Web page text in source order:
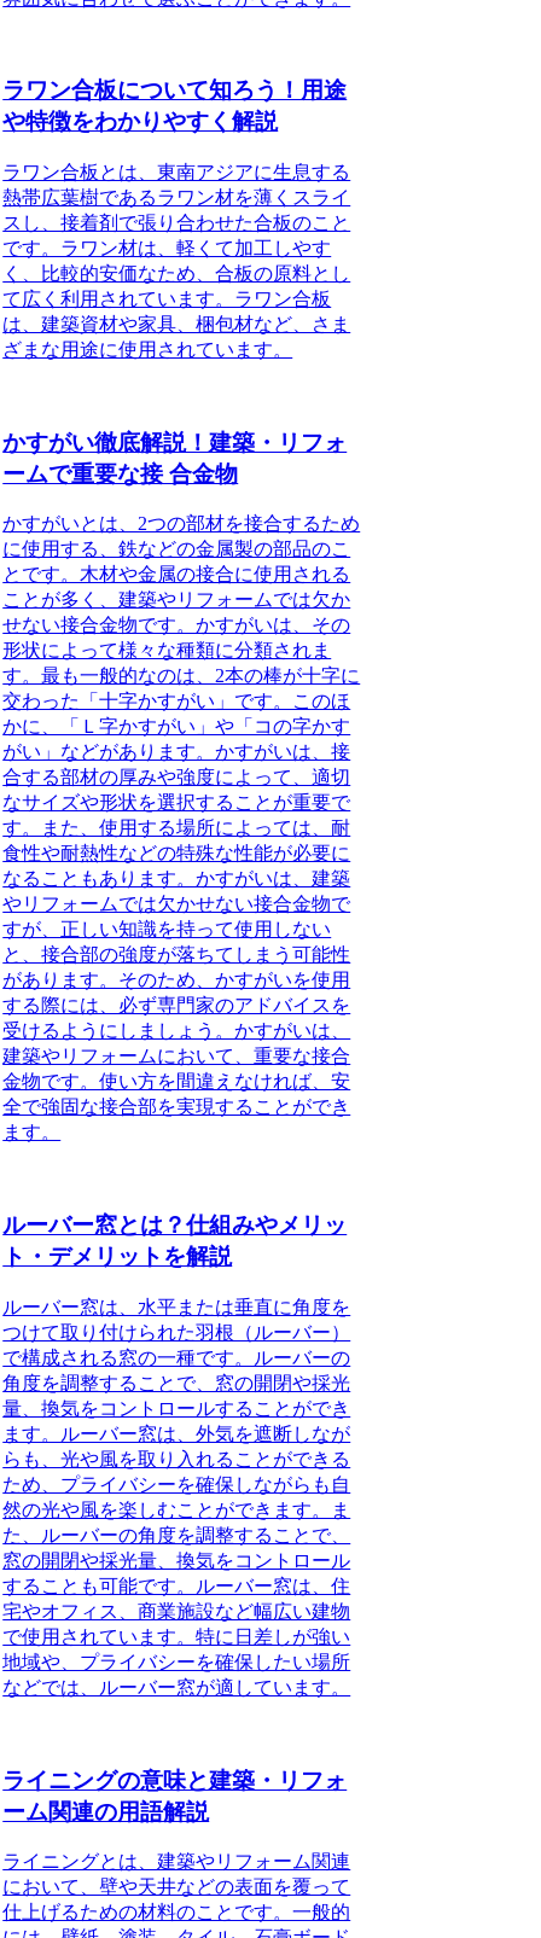
ラワン合板について知ろう！用途
や特徴をわかりやすく解説
ラワン合板とは、東南アジアに生息する
熱帯広葉樹であるラワン材を薄くスライ
スし、接着剤で張り合わせた合板のこと
です。ラワン材は、軽くて加工しやす
く、比較的安価なため、合板の原料とし
て広く利用されています。ラワン合板
は、建築資材や家具、梱包材など、さま
ざまな用途に使用されています。
かすがい徹底解説！建築・リフォ
ームで重要な接 合金物
かすがいとは、2つの部材を接合するため
に使用する、鉄などの金属製の部品のこ
とです。木材や金属の接合に使用される
ことが多く、建築やリフォームでは欠か
せない接合金物です。かすがいは、その
形状によって様々な種類に分類されま
す。最も一般的なのは、2本の棒が十字に
交わった「十字かすがい」です。このほ
かに、「Ｌ字かすがい」や「コの字かす
がい」などがあります。かすがいは、接
合する部材の厚みや強度によって、適切
なサイズや形状を選択することが重要で
す。また、使用する場所によっては、耐
食性や耐熱性などの特殊な性能が必要に
なることもあります。かすがいは、建築
やリフォームでは欠かせない接合金物で
すが、正しい知識を持って使用しない
と、接合部の強度が落ちてしまう可能性
があります。そのため、かすがいを使用
する際には、必ず専門家のアドバイスを
受けるようにしましょう。かすがいは、
建築やリフォームにおいて、重要な接合
金物です。使い方を間違えなければ、安
全で強固な接合部を実現することができ
ます。
ルーバー窓とは？仕組みやメリッ
ト・デメリットを解説
ルーバー窓は、水平または垂直に角度を
つけて取り付けられた羽根（ルーバー）
で構成される窓の一種です。ルーバーの
角度を調整することで、窓の開閉や採光
量、換気をコントロールすることができ
ます。ルーバー窓は、外気を遮断しなが
らも、光や風を取り入れることができる
ため、プライバシーを確保しながらも自
然の光や風を楽しむことができます。ま
た、ルーバーの角度を調整することで、
窓の開閉や採光量、換気をコントロール
することも可能です。ルーバー窓は、住
宅やオフィス、商業施設など幅広い建物
で使用されています。特に日差しが強い
地域や、プライバシーを確保したい場所
などでは、ルーバー窓が適しています。
ライニングの意味と建築・リフォ
ーム関連の用語解説
ライニングとは、建築やリフォーム関連
において、壁や天井などの表面を覆って
仕上げるための材料のことです。一般的